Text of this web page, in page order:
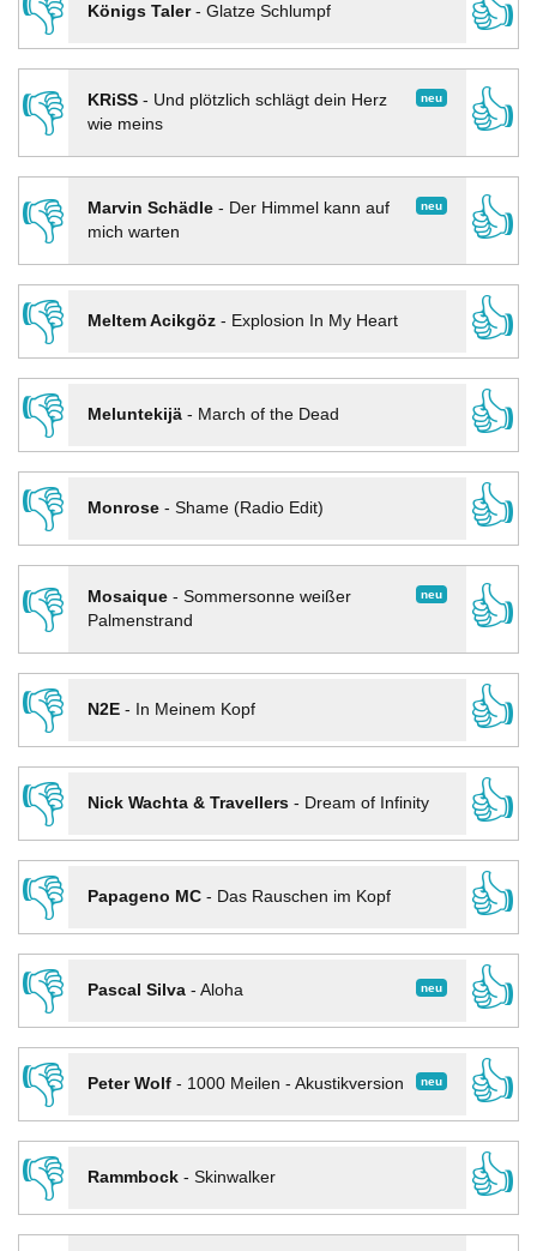
👎
Königs Taler- Glatze Schlumpf
👍
👎
neu
KRiSS- Und plötzlich schlägt dein Herz
wie meins
👍
👎 neu
Marvin Schädle- Der Himmel kann auf
mich warten
👍
👎
Meltem Acikgöz- Explosion In My Heart
👍
👎
Meluntekijä- March of the Dead
👍
👎
Monrose- Shame (Radio Edit)
👍
👎
neu
Mosaique- Sommersonne weißer
Palmenstrand
👍
👎
N2E- In Meinem Kopf
👍
👎
Nick Wachta & Travellers- Dream of Infinity
👍
👎
Papageno MC- Das Rauschen im Kopf
👍
👎
neu
Pascal Silva- Aloha
👍
👎
neu
Peter Wolf- 1000 Meilen - Akustikversion
👍
👎
Rammbock- Skinwalker
👍